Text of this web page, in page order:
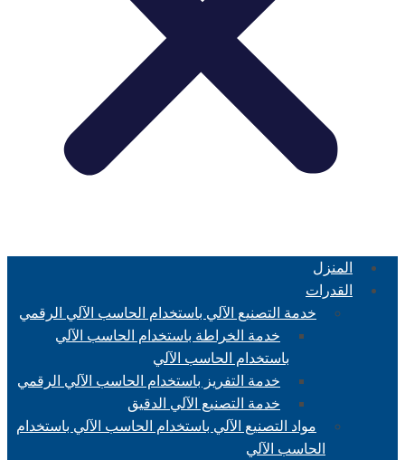
المنزل
القدرات
خدمة التصنيع الآلي باستخدام الحاسب الآلي الرقمي
خدمة الخراطة باستخدام الحاسب الآلي
باستخدام الحاسب الآلي
خدمة التفريز باستخدام الحاسب الآلي الرقمي
خدمة التصنيع الآلي الدقيق
مواد التصنيع الآلي باستخدام الحاسب الآلي باستخدام
الحاسب الآلي